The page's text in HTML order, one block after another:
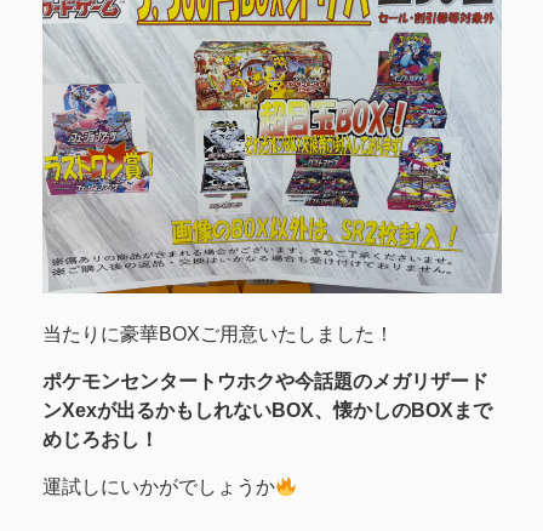
当たりに豪華BOXご用意いたしました！
ポケモンセンタートウホクや今話題のメガリザード
ンXexが出るかもしれないBOX、懐かしのBOXまで
めじろおし！
運試しにいかがでしょうか